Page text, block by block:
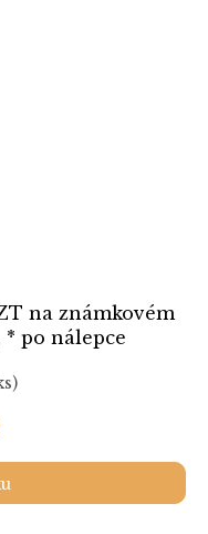
na známkovém
* po nálepce